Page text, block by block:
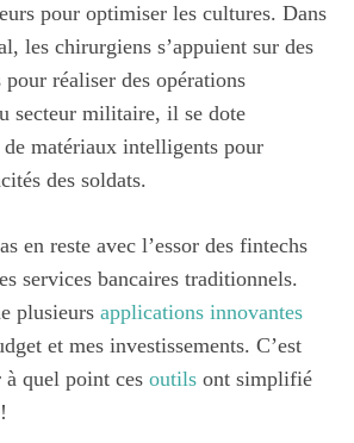
pour optimiser les cultures. Dans
les chirurgiens s’appuient sur des
réaliser des opérations
secteur militaire, il se dote
de matériaux intelligents pour
des soldats.
en reste avec l’essor des fintechs
services bancaires traditionnels.
plusieurs applications innovantes
et mes investissements. C’est
quel point ces outils ont simplifié